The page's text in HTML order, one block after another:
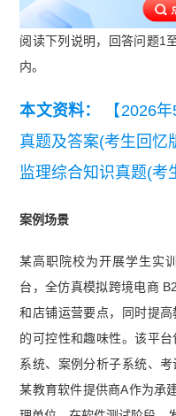
阅读下列说明，回答问题1
内。
本文资料：
【2026
真题及答案(考生回忆
监理综合知识真题(考
识）】 【【近6年真
统监理师真题汇总】
理师易混淆知识点】
理师案例分析真题】
理师综合知识真题】
案例场景
某高职院校为开展学生实
台，全仿真模拟跨境电商
和店铺运营要点，同时提
的可控性和趣味性。该平
系统、案例分析子系统、
某教育软件提供商A作为承